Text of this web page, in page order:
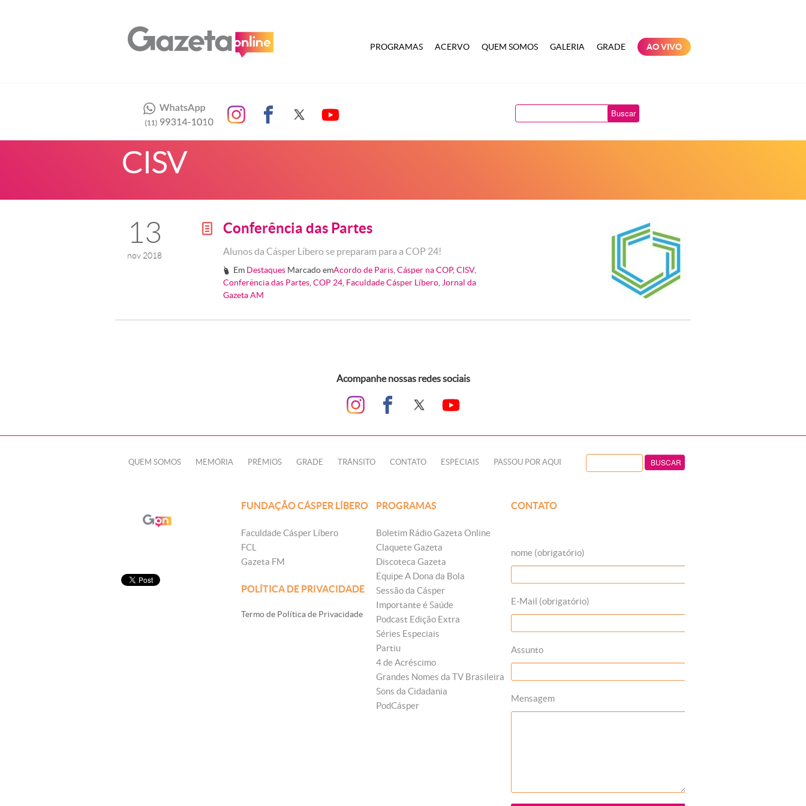
PROGRAMAS ACERVO QUEM SOMOS GALERIA GRADE AO VIVO
Buscar
CISV
13
nov 2018
g Conferência das Partes
Alunos da Cásper Líbero se preparam para a COP 24!
# Em Destaques Marcado emAcordo de Paris ,Cásper na COP,CISV,
Conferência das Partes COP 24 Faculdade Cásper Líbero Jornal da
Gazeta AM
Acompanhe nossas redes sociais
QUEM SOMOS MEMÓRIA PRÊMIOS GRADE TRÂNSITO CONTATO ESPECIAIS PASSOU POR AQUI
FUNDAÇÃO CÁSPER LÍBERO
Faculdade Cásper Líbero
FCL
Gazeta FM
POLÍTICA DE PRIVACIDADE
Termo de Política de Privacidade
PROGRAMAS
Boletim Rádio Gazeta Online
Claquete Gazeta
Discoteca Gazeta
Equipe A Dona da Bola
Sessão da Cásper
Importante é Saúde
Podcast Edição Extra
Séries Especiais
Partiu
4 de Acréscimo
Grandes Nomes da TV Brasileira
Sons da Cidadania
PodCásper
CONTATO
nome (obrigatório)
E-Mail (obrigatório)
Assunto
Mensagem